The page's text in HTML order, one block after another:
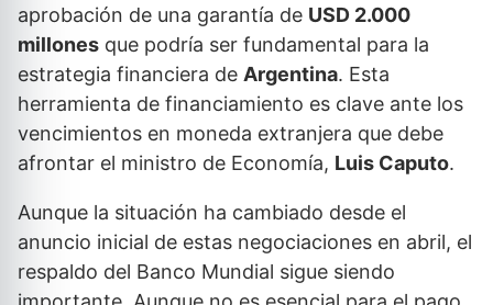
aprobación de una garantía de USD 2.000
millones que podría ser fundamental para la
estrategia financiera de Argentina. Esta
herramienta de financiamiento es clave ante los
vencimientos en moneda extranjera que debe
afrontar el ministro de Economía, Luis Caputo.
Aunque la situación ha cambiado desde el
anuncio inicial de estas negociaciones en abril, el
respaldo del Banco Mundial sigue siendo